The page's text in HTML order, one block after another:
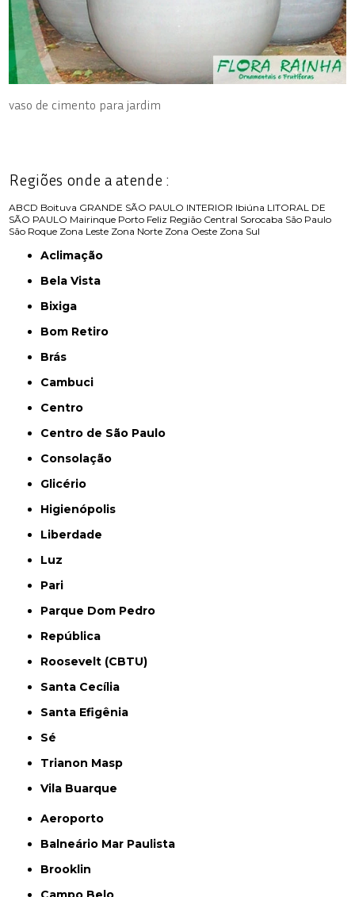
vaso de cimento para jardim
Regiões onde a atende :
ABCD Boituva GRANDE SÃO PAULO INTERIOR Ibiúna LITORAL DE
SÃO PAULO Mairinque Porto Feliz Região Central Sorocaba São Paulo
São Roque Zona Leste Zona Norte Zona Oeste Zona Sul
Aclimação
Bela Vista
Bixiga
Bom Retiro
Brás
Cambuci
Centro
Centro de São Paulo
Consolação
Glicério
Higienópolis
Liberdade
Luz
Pari
Parque Dom Pedro
República
Roosevelt (CBTU)
Santa Cecília
Santa Efigênia
Sé
Trianon Masp
Vila Buarque
Aeroporto
Balneário Mar Paulista
Brooklin